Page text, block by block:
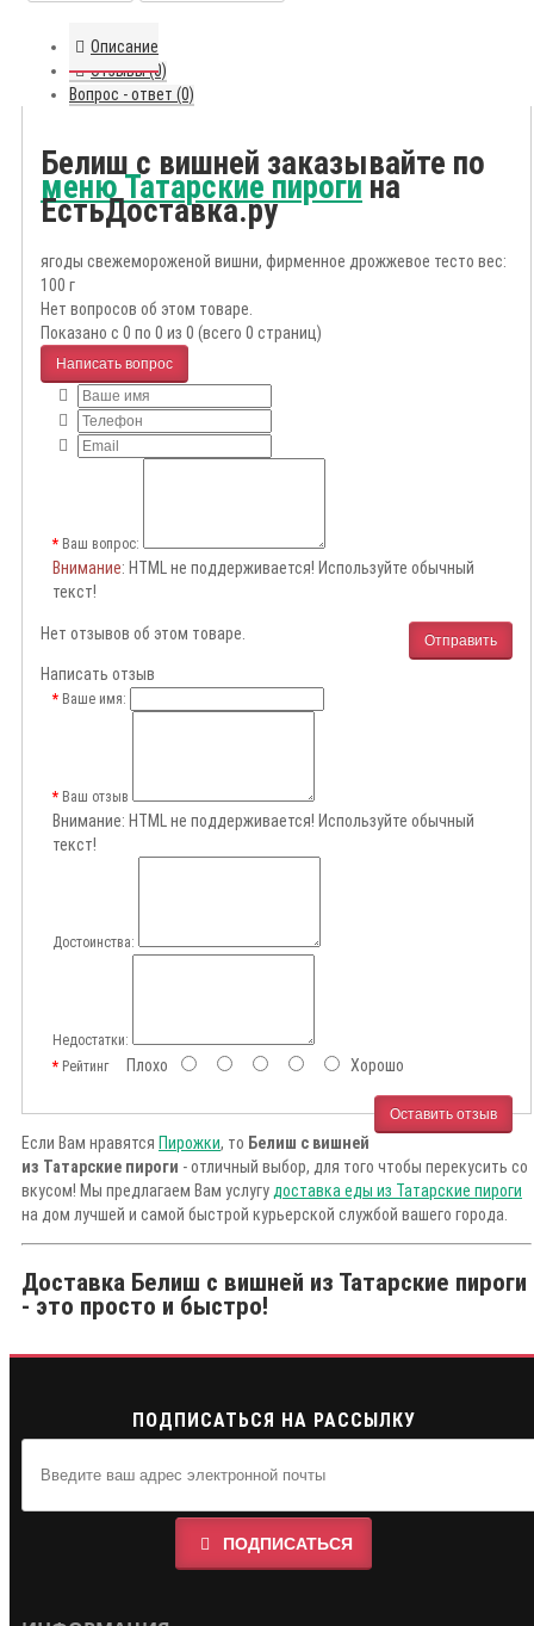
Описание
Отзывы (0)
Вопрос - ответ (0)
Белиш с вишней заказывайте по
меню Татарские пирогина
ЕстьДоставка.ру
ягоды свежемороженой вишни, фирменное дрожжевое тесто вес:
100 г
Нет вопросов об этом товаре.
Показано с 0 по 0 из 0 (всего 0 страниц)
Написать вопрос
Ваш вопрос:
Внимание: HTML не поддерживается! Используйте обычный
текст!
Отправить
Нет отзывов об этом товаре.
Написать отзыв
Ваше имя:
Ваш отзыв
Внимание: HTML не поддерживается! Используйте обычный
текст!
Достоинства:
Недостатки:
РейтингПлохо Хорошо
Оставить отзыв
Если Вам нравятся Пирожки, то Белиш с вишней
из Татарские пироги - отличный выбор, для того чтобы перекусить со
вкусом! Мы предлагаем Вам услугу доставка еды из Татарские пироги
на дом лучшей и самой быстрой курьерской службой вашего города.
Доставка Белиш с вишней из Татарские пироги
- это просто и быстро!
ПОДПИСАТЬСЯ НА РАССЫЛКУ
ПОДПИСАТЬСЯ